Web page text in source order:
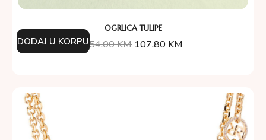
OGRLICA TULIPE
154.00KM 107.80 KM
DODAJ U KORPU